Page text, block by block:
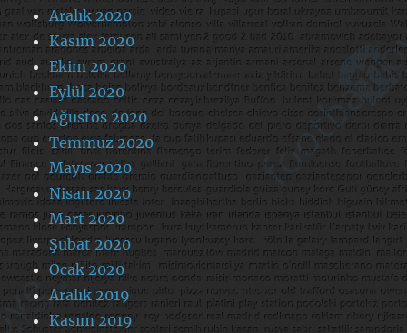
Aralık 2020
Kasım 2020
Ekim 2020
Eylül 2020
Ağustos 2020
Temmuz 2020
Mayıs 2020
Nisan 2020
Mart 2020
Şubat 2020
Ocak 2020
Aralık 2019
Kasım 2019